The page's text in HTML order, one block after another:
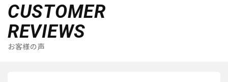
CUSTOMER
REVIEWS
お客様の声